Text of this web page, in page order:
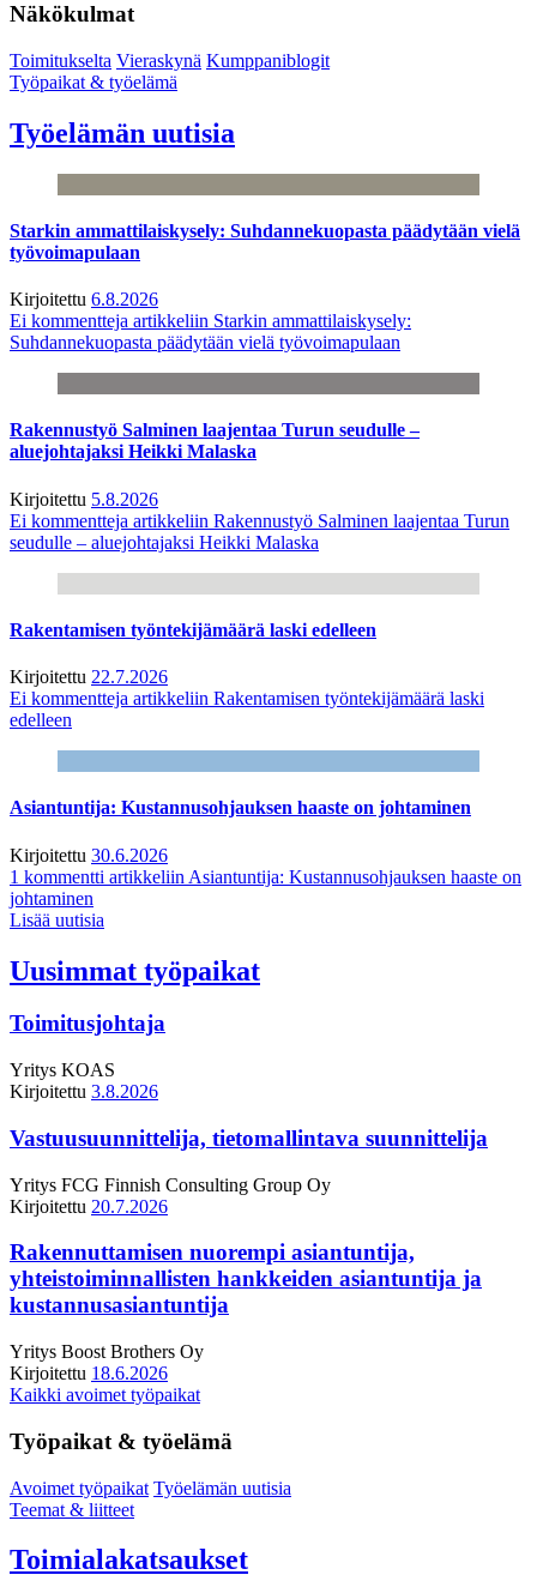
Näkökulmat
Toimitukselta Vieraskynä Kumppaniblogit
Työpaikat & työelämä
Työelämän uutisia
Starkin ammattilaiskysely: Suhdannekuopasta päädytään vielä
työvoimapulaan
Kirjoitettu 6.8.2026
Ei kommentteja artikkeliin Starkin ammattilaiskysely:
Suhdannekuopasta päädytään vielä työvoimapulaan
Rakennustyö Salminen laajentaa Turun seudulle –
aluejohtajaksi Heikki Malaska
Kirjoitettu 5.8.2026
Ei kommentteja artikkeliin Rakennustyö Salminen laajentaa Turun
seudulle – aluejohtajaksi Heikki Malaska
Rakentamisen työntekijämäärä laski edelleen
Kirjoitettu 22.7.2026
Ei kommentteja artikkeliin Rakentamisen työntekijämäärä laski
edelleen
Asiantuntija: Kustannusohjauksen haaste on johtaminen
Kirjoitettu 30.6.2026
1 kommentti artikkeliin Asiantuntija: Kustannusohjauksen haaste on
johtaminen
Lisää uutisia
Uusimmat työpaikat
Toimitusjohtaja
Yritys KOAS
Kirjoitettu 3.8.2026
Vastuusuunnittelija, tietomallintava suunnittelija
Yritys FCG Finnish Consulting Group Oy
Kirjoitettu 20.7.2026
Rakennuttamisen nuorempi asiantuntija,
yhteistoiminnallisten hankkeiden asiantuntija ja
kustannusasiantuntija
Yritys Boost Brothers Oy
Kirjoitettu 18.6.2026
Kaikki avoimet työpaikat
Työpaikat & työelämä
Avoimet työpaikat Työelämän uutisia
Teemat & liitteet
Toimialakatsaukset